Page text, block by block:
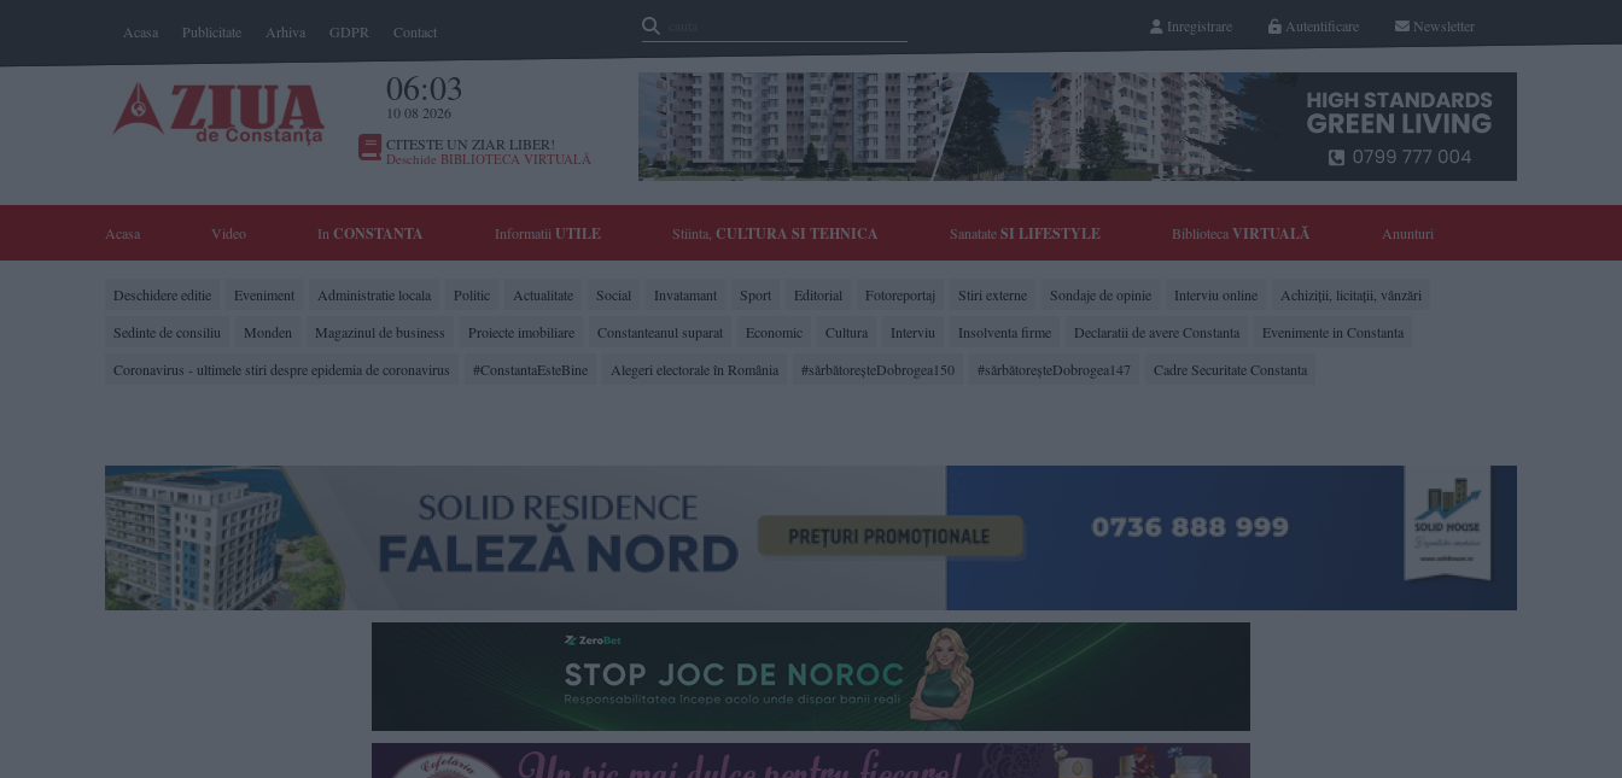
Acasa Publicitate Arhiva GDPR Contact Newsletter
Autentificare
Inregistrare
06:03
10 08 2026
CITESTE UN ZIAR LIBER!
Deschide BIBLIOTECA VIRTUALĂ
Acasa Video In CONSTANTA Informatii UTILE Stiinta, CULTURA SI TEHNICA SanatateSI LIFESTYLE BibliotecaVIRTUALĂ Anunturi
Deschidere editie Eveniment Administratie locala Politic Actualitate Social Invatamant Sport Editorial Fotoreportaj Stiri externe Sondaje de opinie Interviu online
Achiziții, licitații, vânzări
Sedinte de consiliu
Monden Magazinul de business Proiecte imobiliare Constanteanul suparat Economic Cultura Interviu Insolventa firme Declaratii de avere Constanta
Evenimente in Constanta
Coronavirus - ultimele stiri despre epidemia de coronavirus
#ConstantaEsteBine Alegeri electorale în România #sărbătoreşteDobrogea150 #sărbătoreşteDobrogea147 Cadre Securitate Constanta